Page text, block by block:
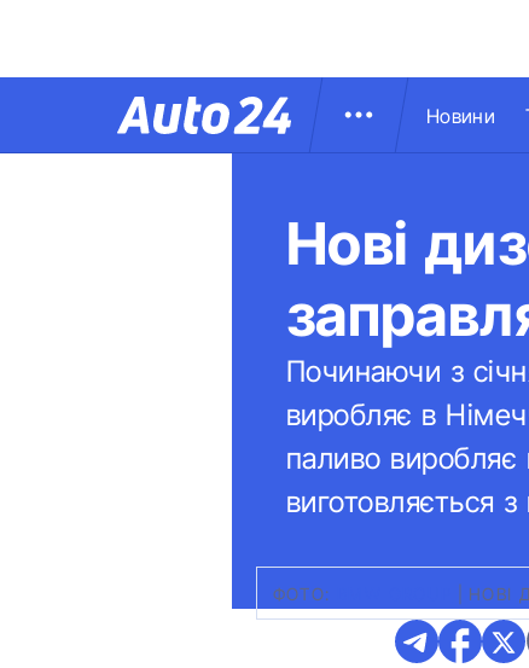
Новини
Нові
Починаючи з
виробляє в
паливо
виготовляється з
ФОТО: НОВІ